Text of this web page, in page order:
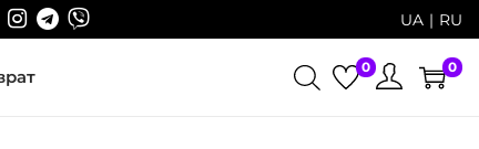
UA RU
0 0